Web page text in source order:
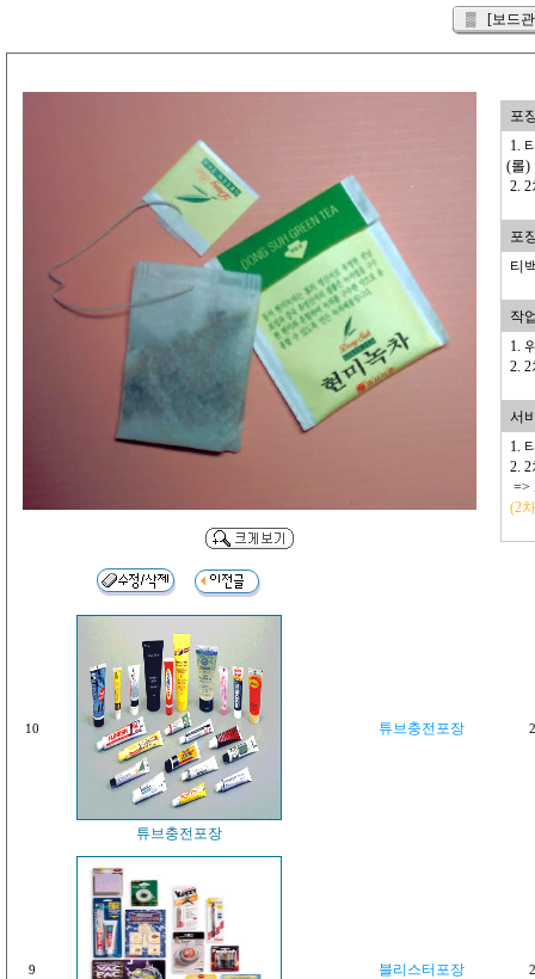
▒ [보드
포
1.
(롤)
2.
포
티
작
1.
2.
서
1.
2.
=>
(2
10
튜브충전포장
튜브충전포장
9 블리스터포장